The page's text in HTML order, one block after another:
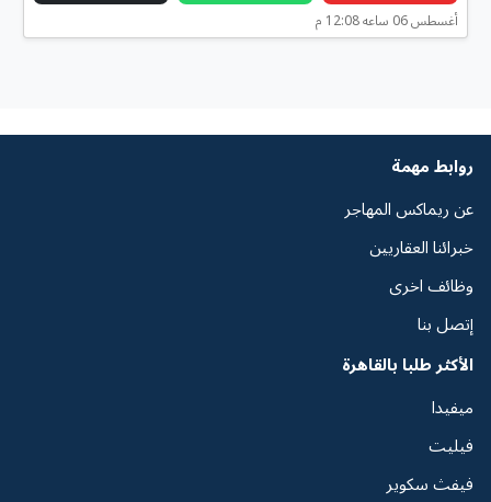
أغسطس 06 ساعه 12:08 م
روابط مهمة
عن ريماكس المهاجر
خبرائنا العقاريين
وظائف اخرى
إتصل بنا
الأكثر طلبا بالقاهرة
ميفيدا
فيليت
فيفث سكوير